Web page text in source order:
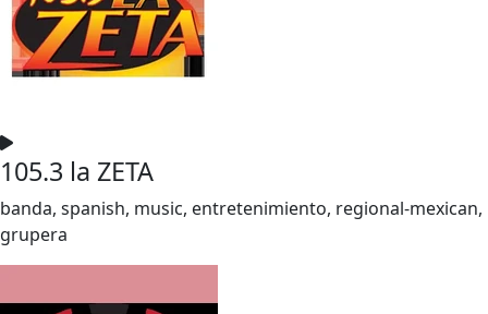
105.3 la ZETA
banda, spanish, music, entretenimiento, regional-mexican,
grupera